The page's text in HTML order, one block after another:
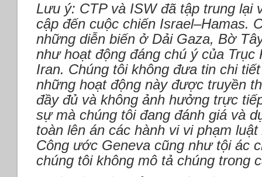
Lưu ý: CTP và ISW đã tập trung lại
cập đến cuộc chiến Israel–Hamas.
những diễn biến ở Dải Gaza, Bờ
như hoạt động đáng chú ý của Trục
Iran. Chúng tôi không đưa tin chi
những hoạt động này được truyền
đầy đủ và không ảnh hưởng trực
sự mà chúng tôi đang đánh giá và
toàn lên án các hành vi vi phạm
Công ước Geneva cũng như tội ác
chúng tôi không mô tả chúng trong